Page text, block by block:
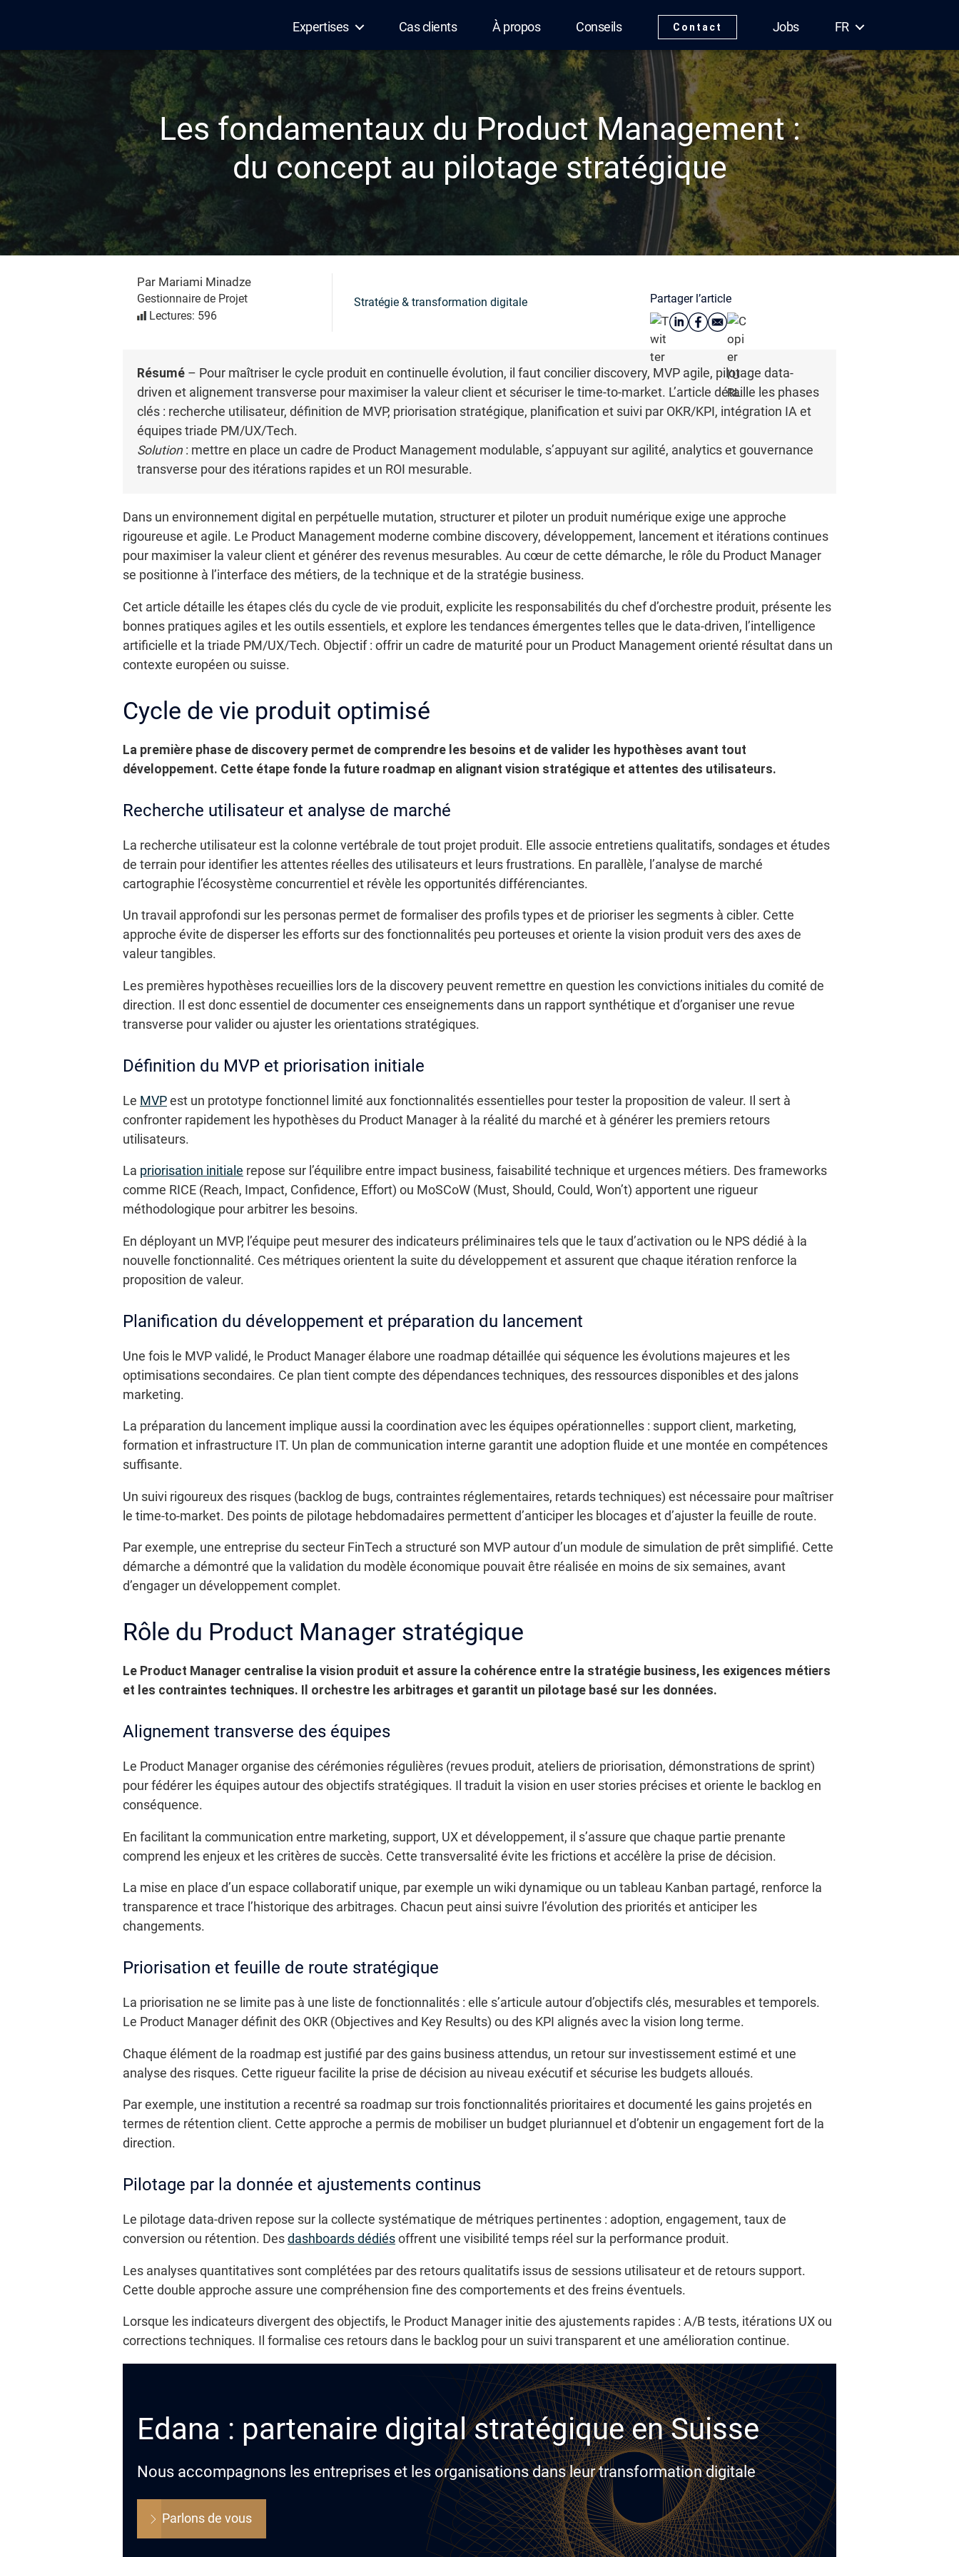
Expertises Cas clients À propos Conseils Contact Jobs FR
Les fondamentaux du Product Management :
du concept au pilotage stratégique
Par Mariami Minadze
Gestionnaire de Projet
Lectures: 596
Stratégie & transformation digitale Partager l’article
Résumé – Pour maîtriser le cycle produit en continuelle évolution, il faut concilier discovery, MVP agile, pilotage data-
driven et alignement transverse pour maximiser la valeur client et sécuriser le time-to-market. L’article détaille les phases
clés : recherche utilisateur, définition de MVP, priorisation stratégique, planification et suivi par OKR/KPI, intégration IA et
équipes triade PM/UX/Tech.
Solution : mettre en place un cadre de Product Management modulable, s’appuyant sur agilité, analytics et gouvernance
transverse pour des itérations rapides et un ROI mesurable.
Dans un environnement digital en perpétuelle mutation, structurer et piloter un produit numérique exige une approche
rigoureuse et agile. Le Product Management moderne combine discovery, développement, lancement et itérations continues
pour maximiser la valeur client et générer des revenus mesurables. Au cœur de cette démarche, le rôle du Product Manager
se positionne à l’interface des métiers, de la technique et de la stratégie business.
Cet article détaille les étapes clés du cycle de vie produit, explicite les responsabilités du chef d’orchestre produit, présente les
bonnes pratiques agiles et les outils essentiels, et explore les tendances émergentes telles que le data-driven, l’intelligence
artificielle et la triade PM/UX/Tech. Objectif : offrir un cadre de maturité pour un Product Management orienté résultat dans un
contexte européen ou suisse.
Cycle de vie produit optimisé
La première phase de discovery permet de comprendre les besoins et de valider les hypothèses avant tout
développement. Cette étape fonde la future roadmap en alignant vision stratégique et attentes des utilisateurs.
Recherche utilisateur et analyse de marché
La recherche utilisateur est la colonne vertébrale de tout projet produit. Elle associe entretiens qualitatifs, sondages et études
de terrain pour identifier les attentes réelles des utilisateurs et leurs frustrations. En parallèle, l’analyse de marché
cartographie l’écosystème concurrentiel et révèle les opportunités différenciantes.
Un travail approfondi sur les personas permet de formaliser des profils types et de prioriser les segments à cibler. Cette
approche évite de disperser les efforts sur des fonctionnalités peu porteuses et oriente la vision produit vers des axes de
valeur tangibles.
Les premières hypothèses recueillies lors de la discovery peuvent remettre en question les convictions initiales du comité de
direction. Il est donc essentiel de documenter ces enseignements dans un rapport synthétique et d’organiser une revue
transverse pour valider ou ajuster les orientations stratégiques.
Définition du MVP et priorisation initiale
Le MVP est un prototype fonctionnel limité aux fonctionnalités essentielles pour tester la proposition de valeur. Il sert à
confronter rapidement les hypothèses du Product Manager à la réalité du marché et à générer les premiers retours
utilisateurs.
La priorisation initiale repose sur l’équilibre entre impact business, faisabilité technique et urgences métiers. Des frameworks
comme RICE (Reach, Impact, Confidence, Effort) ou MoSCoW (Must, Should, Could, Won’t) apportent une rigueur
méthodologique pour arbitrer les besoins.
En déployant un MVP, l’équipe peut mesurer des indicateurs préliminaires tels que le taux d’activation ou le NPS dédié à la
nouvelle fonctionnalité. Ces métriques orientent la suite du développement et assurent que chaque itération renforce la
proposition de valeur.
Planification du développement et préparation du lancement
Une fois le MVP validé, le Product Manager élabore une roadmap détaillée qui séquence les évolutions majeures et les
optimisations secondaires. Ce plan tient compte des dépendances techniques, des ressources disponibles et des jalons
marketing.
La préparation du lancement implique aussi la coordination avec les équipes opérationnelles : support client, marketing,
formation et infrastructure IT. Un plan de communication interne garantit une adoption fluide et une montée en compétences
suffisante.
Un suivi rigoureux des risques (backlog de bugs, contraintes réglementaires, retards techniques) est nécessaire pour maîtriser
le time-to-market. Des points de pilotage hebdomadaires permettent d’anticiper les blocages et d’ajuster la feuille de route.
Par exemple, une entreprise du secteur FinTech a structuré son MVP autour d’un module de simulation de prêt simplifié. Cette
démarche a démontré que la validation du modèle économique pouvait être réalisée en moins de six semaines, avant
d’engager un développement complet.
Rôle du Product Manager stratégique
Le Product Manager centralise la vision produit et assure la cohérence entre la stratégie business, les exigences métiers
et les contraintes techniques. Il orchestre les arbitrages et garantit un pilotage basé sur les données.
Alignement transverse des équipes
Le Product Manager organise des cérémonies régulières (revues produit, ateliers de priorisation, démonstrations de sprint)
pour fédérer les équipes autour des objectifs stratégiques. Il traduit la vision en user stories précises et oriente le backlog en
conséquence.
En facilitant la communication entre marketing, support, UX et développement, il s’assure que chaque partie prenante
comprend les enjeux et les critères de succès. Cette transversalité évite les frictions et accélère la prise de décision.
La mise en place d’un espace collaboratif unique, par exemple un wiki dynamique ou un tableau Kanban partagé, renforce la
transparence et trace l’historique des arbitrages. Chacun peut ainsi suivre l’évolution des priorités et anticiper les
changements.
Priorisation et feuille de route stratégique
La priorisation ne se limite pas à une liste de fonctionnalités : elle s’articule autour d’objectifs clés, mesurables et temporels.
Le Product Manager définit des OKR (Objectives and Key Results) ou des KPI alignés avec la vision long terme.
Chaque élément de la roadmap est justifié par des gains business attendus, un retour sur investissement estimé et une
analyse des risques. Cette rigueur facilite la prise de décision au niveau exécutif et sécurise les budgets alloués.
Par exemple, une institution a recentré sa roadmap sur trois fonctionnalités prioritaires et documenté les gains projetés en
termes de rétention client. Cette approche a permis de mobiliser un budget pluriannuel et d’obtenir un engagement fort de la
direction.
Pilotage par la donnée et ajustements continus
Le pilotage data-driven repose sur la collecte systématique de métriques pertinentes : adoption, engagement, taux de
conversion ou rétention. Des dashboards dédiés offrent une visibilité temps réel sur la performance produit.
Les analyses quantitatives sont complétées par des retours qualitatifs issus de sessions utilisateur et de retours support.
Cette double approche assure une compréhension fine des comportements et des freins éventuels.
Lorsque les indicateurs divergent des objectifs, le Product Manager initie des ajustements rapides : A/B tests, itérations UX ou
corrections techniques. Il formalise ces retours dans le backlog pour un suivi transparent et une amélioration continue.
Edana : partenaire digital stratégique en Suisse
Nous accompagnons les entreprises et les organisations dans leur transformation digitale
Parlons de vous